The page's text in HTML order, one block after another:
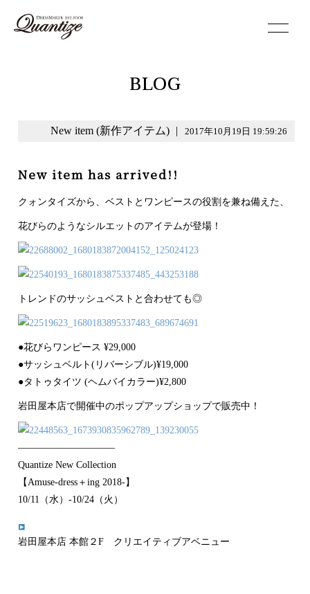
BLOG
New item (新作アイテム) | 2017年10月19日 19:59:26
New item has arrived!!
クォンタイズから、ベストとワンピースの役割を兼ね備えた、
花びらのようなシルエットのアイテムが登場！
トレンドのサッシュベストと合わせても◎
●花びらワンピース ¥29,000
●サッシュベルト(リバーシブル)¥19,000
●タトゥタイツ (ヘムバイカラー)¥2,800
岩田屋本店で開催中のポップアップショップで販売中！
——————————
Quantize New Collection
【Amuse-dress＋ing 2018-】
10/11（水）-10/24（火）
岩田屋本店 本館２F クリエイティブアベニュー